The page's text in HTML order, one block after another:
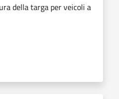
della targa per veicoli a